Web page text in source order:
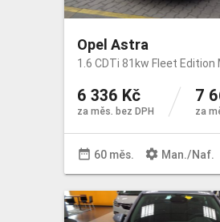
Opel Astra
1.6 CDTi 81kw Fleet Edition
6 336 Kč
za měs. bez DPH
7
za
date_range 60 měs. settings Man./Naf.